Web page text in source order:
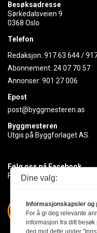
Besøksadresse
Sørkedalsveien 9
0368 Oslo
Telefon
Redaksjon: 917 63 644/
Abonnement: 24 07 70 57
Annonser: 901 27 006
Epost
post@byggmesteren.as
Byggmesteren
Utgis på Byggforlaget AS.
Følg oss på Facebook
Få med deg det siste innen
Dine valg:
Informasjonskapsler og
For å gi deg relevante
informasjon fra ditt
deg mot dette under